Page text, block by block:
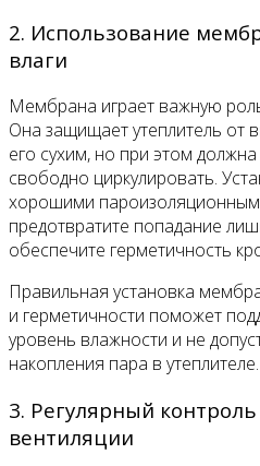
2. Использование
влаги
Мембрана играет важную
Она защищает утеплитель от
его сухим, но при этом
свободно циркулировать.
хорошими
предотвратите попадание
обеспечите герметичность
Правильная установка
и герметичности поможет
уровень влажности и не
накопления пара в утеплителе.
3. Регулярный
вентиляции